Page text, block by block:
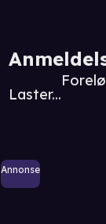
Laster...
Annonse